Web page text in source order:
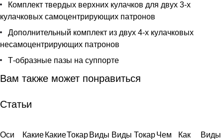
Комплект твердых верхних кулачков для двух 3-х
кулачковых самоцентрирующих патронов
Дополнительный комплект из двух 4-х кулачковых
несамоцентрирующих патронов
Т-образные пазы на суппорте
Вам также может понравиться
Статьи
Оси
Какие КакиеТокар Виды Виды ТокарЧем
Как
Виды